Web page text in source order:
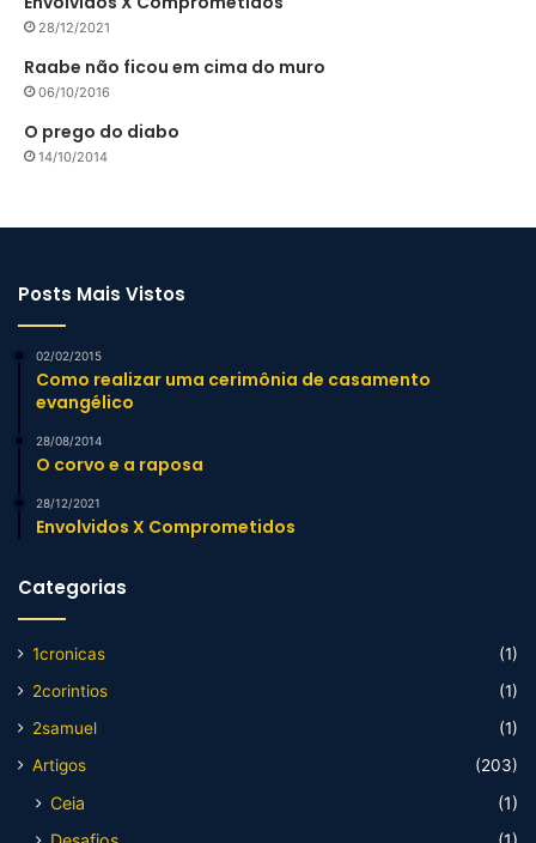
28/12/2021
Raabe não ficou em cima do muro
06/10/2016
O prego do diabo
14/10/2014
Posts Mais Vistos
02/02/2015
Como realizar uma cerimônia de casamento
evangélico
28/08/2014
O corvo e a raposa
28/12/2021
Envolvidos X Comprometidos
Categorias
1cronicas
(1)
2corintios
(1)
2samuel
(1)
Artigos
(203)
Ceia
(1)